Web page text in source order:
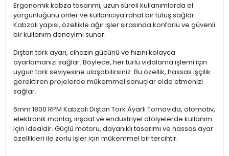
Ergonomik kabza tasarımı, uzun süreli kullanımlarda el
yorgunluğunu önler ve kullanıcıya rahat bir tutuş sağlar.
Kabzalı yapısı, özellikle ağır işler sırasında konforlu ve güvenli
bir kullanım deneyimi sunar.
Dıştan tork ayarı, cihazın gücünü ve hızını kolayca
ayarlamanızı sağlar. Böylece, her türlü vidalama işlemi için
uygun tork seviyesine ulaşabilirsiniz. Bu özellik, hassas işçilik
gerektiren projelerde mükemmel sonuçlar elde etmenizi
sağlar.
6mm 1800 RPM Kabzalı Dıştan Tork Ayarlı Tornavida, otomotiv,
elektronik montaj, inşaat ve endüstriyel atölyelerde kullanım
için idealdir. Güçlü motoru, dayanıklı tasarımı ve hassas ayar
özellikleri ile zorlu işler için mükemmel bir tercihtir.